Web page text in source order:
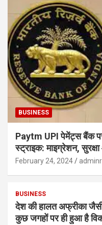
BUSINESS
Paytm UPI पेमेंट्स बैंक
स्ट्राइक: माइग्रेशन,
February 24, 2024
BUSINESS
देश की हालत अफ्रीका जैसी,
कुछ जगहों पर ही हुआ है